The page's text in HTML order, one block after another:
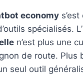
economy
spécialisés. L’
n’est plus une
de route. Plus
seul outil